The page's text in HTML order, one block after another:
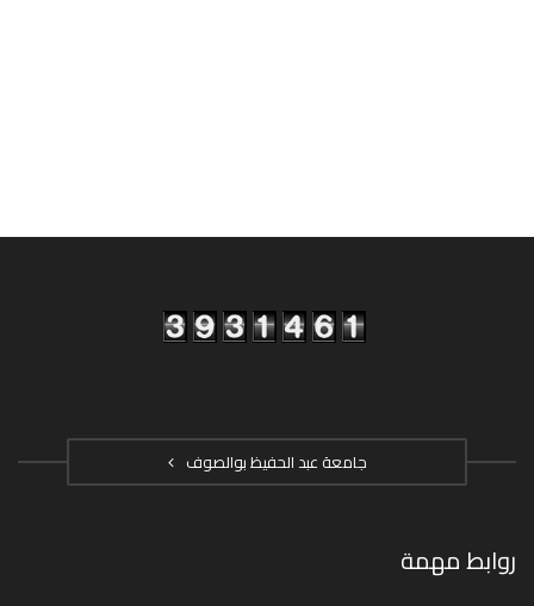
جامعة عبد الحفيظ بوالصوف
روابط مهمة